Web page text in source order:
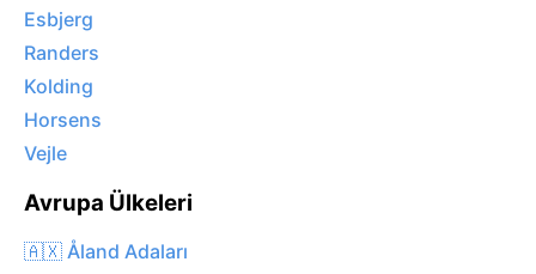
Esbjerg
Randers
Kolding
Horsens
Vejle
Avrupa Ülkeleri
🇦🇽 Åland Adaları